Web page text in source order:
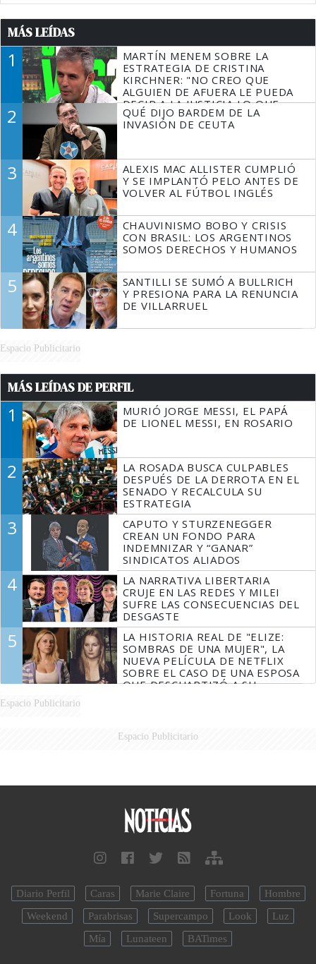
MÁS LEÍDAS
1
MARTÍN MENEM SOBRE LA
ESTRATEGIA DE CRISTINA
KIRCHNER: "NO CREO QUE
ALGUIEN DE AFUERA LE PUEDA
DECIR A LA JUSTICIA LO QUE
TIENE QUE HACER"
2
QUÉ DIJO BARDEM DE LA
INVASIÓN DE CEUTA
3
ALEXIS MAC ALLISTER CUMPLIÓ
Y SE IMPLANTÓ PELO ANTES DE
VOLVER AL FÚTBOL INGLÉS
4
CHAUVINISMO BOBO Y CRISIS
CON BRASIL: LOS ARGENTINOS
SOMOS DERECHOS Y HUMANOS
5
SANTILLI SE SUMÓ A BULLRICH
Y PRESIONA PARA LA RENUNCIA
DE VILLARRUEL
Espacio Publicitario
MÁS LEÍDAS DE PERFIL
1
MURIÓ JORGE MESSI, EL PAPÁ
DE LIONEL MESSI, EN ROSARIO
2
LA ROSADA BUSCA CULPABLES
DESPUÉS DE LA DERROTA EN EL
SENADO Y RECALCULA SU
ESTRATEGIA
3
CAPUTO Y STURZENEGGER
CREAN UN FONDO PARA
INDEMNIZAR Y “GANAR”
SINDICATOS ALIADOS
4
LA NARRATIVA LIBERTARIA
CRUJE EN LAS REDES Y MILEI
SUFRE LAS CONSECUENCIAS DEL
DESGASTE
5
LA HISTORIA REAL DE "ELIZE:
SOMBRAS DE UNA MUJER", LA
NUEVA PELÍCULA DE NETFLIX
SOBRE EL CASO DE UNA ESPOSA
QUE DESCUARTIZÓ A SU
Espacio Publicitario
Espacio Publicitario
Diario Perfil Caras Marie Claire Fortuna
Hombre
Weekend
Parabrisas Supercampo Look
Luz
Mía
Lunateen BATimes